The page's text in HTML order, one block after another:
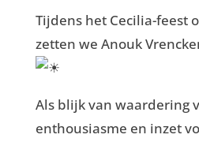
Tijdens het Cecilia-feest
zetten we Anouk
Als blijk van waardering
enthousiasme en inzet